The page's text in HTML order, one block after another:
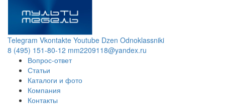
Telegram Vkontakte Youtube Dzen Odnoklassniki
8 (495) 151-80-12 mm2209118@yandex.ru
Вопрос-ответ
Статьи
Каталоги и фото
Компания
Контакты